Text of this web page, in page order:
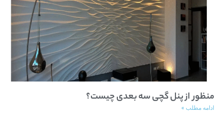
منظور از پنل گچی سه بعدی چیست؟
ادامه مطلب »